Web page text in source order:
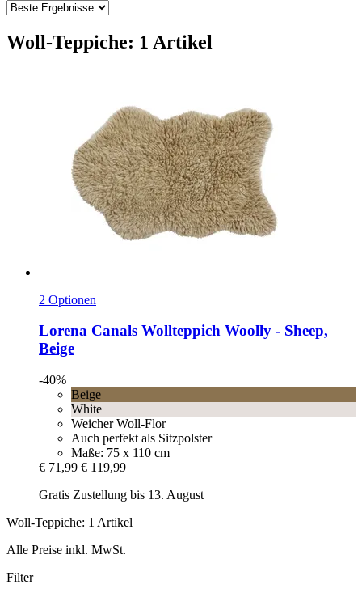
Woll-Teppiche: 1 Artikel
2 Optionen
Lorena Canals Wollteppich Woolly -​ Sheep,
Beige
-40%
Beige
White
Weicher Woll-Flor
Auch perfekt als Sitzpolster
Maße: 75 x 110 cm
€ 71,99 € 119,99
Gratis Zustellung bis 13. August
Woll-Teppiche: 1 Artikel
Alle Preise inkl. MwSt.
Filter